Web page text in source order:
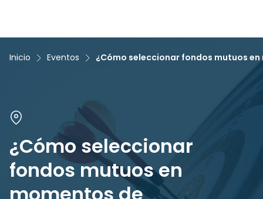
Inicio Eventos ¿Cómo seleccionar fondos mutuos
¿Cómo seleccionar
fondos mutuos en